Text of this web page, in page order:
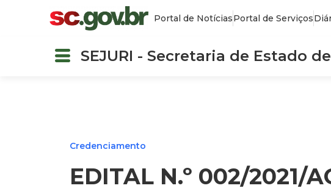
Portal de NotíciasPortal de Serviços
SEJURI - Secretaria de Estado
Credenciamento
EDITAL N.º 002/2021/